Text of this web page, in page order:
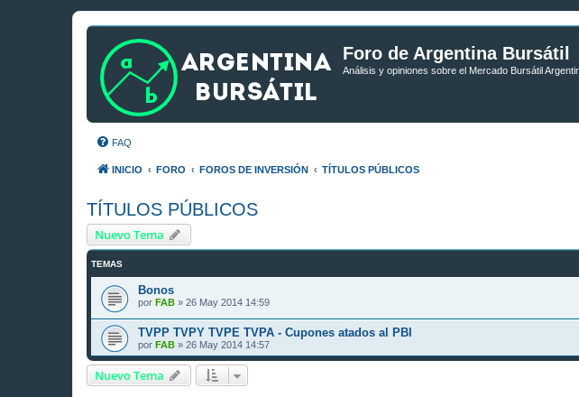
Foro de Argentina Bursátil
Análisis y opiniones sobre el Mercado Bursátil
FAQ
INICIO FORO FOROS DE INVERSIÓN TÍTULOS PÚBLICOS
TÍTULOS PÚBLICOS
Nuevo Tema
TEMAS
Bonos
por FAB » 26 May 2014 14:59
TVPP TVPY TVPE TVPA - Cupones atados al PBI
por FAB » 26 May 2014 14:57
Nuevo Tema